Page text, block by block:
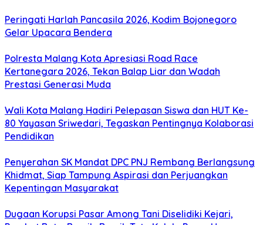
Peringati Harlah Pancasila 2026, Kodim Bojonegoro
Gelar Upacara Bendera
Polresta Malang Kota Apresiasi Road Race
Kertanegara 2026, Tekan Balap Liar dan Wadah
Prestasi Generasi Muda
Wali Kota Malang Hadiri Pelepasan Siswa dan HUT Ke-
80 Yayasan Sriwedari, Tegaskan Pentingnya Kolaborasi
Pendidikan
Penyerahan SK Mandat DPC PNJ Rembang Berlangsung
Khidmat, Siap Tampung Aspirasi dan Perjuangkan
Kepentingan Masyarakat
Dugaan Korupsi Pasar Among Tani Diselidiki Kejari,